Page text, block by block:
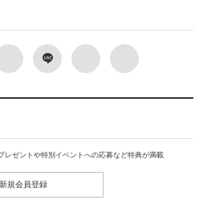
レゼントや特別イベントへの応募など特典が満載
新規会員登録